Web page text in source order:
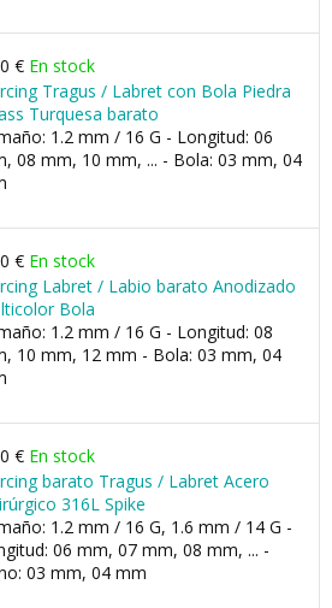
€ En stock
Tragus / Labret con Bola Piedra
Turquesa barato
1.2 mm / 16 G - Longitud: 06
08 mm, 10 mm, ... - Bola: 03 mm, 04
€ En stock
Labret / Labio barato Anodizado
Bola
1.2 mm / 16 G - Longitud: 08
10 mm, 12 mm - Bola: 03 mm, 04
€ En stock
barato Tragus / Labret Acero
316L Spike
1.2 mm / 16 G, 1.6 mm / 14 G -
06 mm, 07 mm, 08 mm, ... -
03 mm, 04 mm